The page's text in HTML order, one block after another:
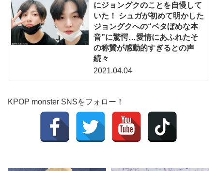
にジョングクのことを自慢して
いた！ シュガが初めて明かした
ジョングクへの“ベタぼめな本
音”に驚愕…愛情にあふれたそ
の称賛が感動的すぎるとの声
続々
2021.04.04
KPOP monster SNSをフォロー！